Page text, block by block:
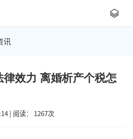
讯
效力 离婚析产个税怎
| 阅读： 1267次